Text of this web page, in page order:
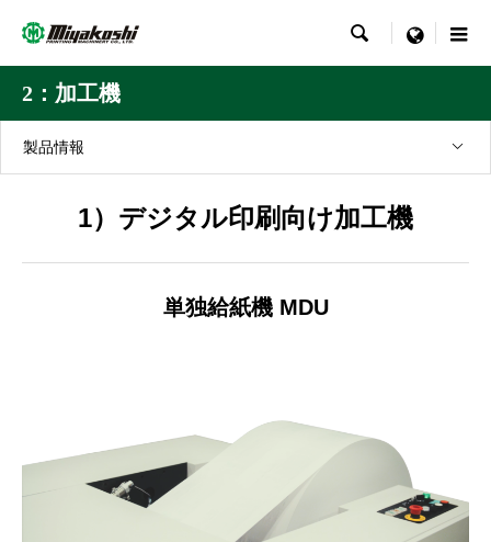
 menu
2：加工機
製品情報
1）デジタル印刷向け加工機
単独給紙機 MDU